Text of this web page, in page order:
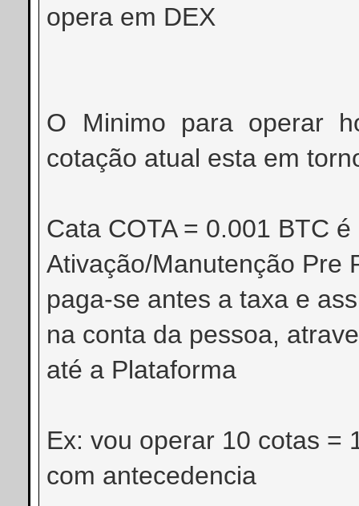
opera em DEX
O Minimo para operar
cotação atual esta em
Cata COTA = 0.001 BTC
Ativação/Manutenção Pre
paga-se antes a taxa e
na conta da pessoa,
até a Plataforma
Ex: vou operar 10 cotas =
com antecedencia